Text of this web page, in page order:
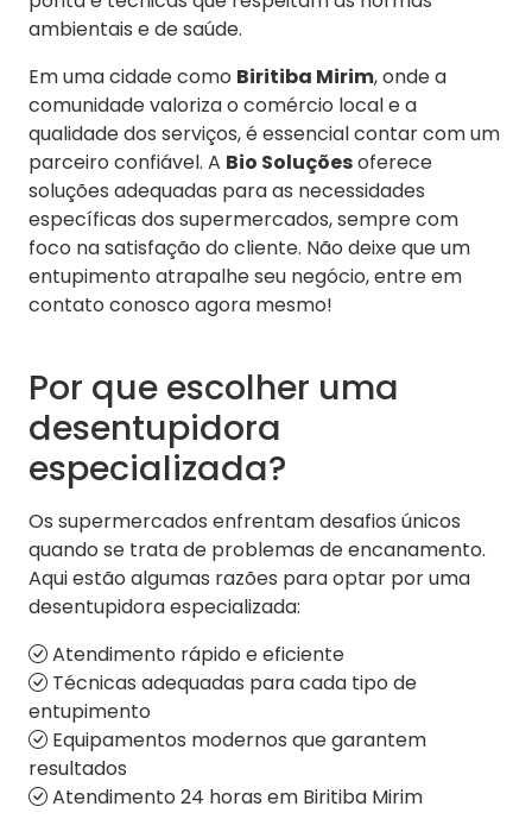
ambientais e de saúde.
Em uma cidade como Biritiba Mirim, onde a
comunidade valoriza o comércio local e a
qualidade dos serviços, é essencial contar com um
parceiro confiável. A Bio Soluçõesoferece
soluções adequadas para as necessidades
específicas dos supermercados, sempre com
foco na satisfação do cliente. Não deixe que um
entupimento atrapalhe seu negócio, entre em
contato conosco agora mesmo!
Por que escolher uma
desentupidora
especializada?
Os supermercados enfrentam desafios únicos
quando se trata de problemas de encanamento.
Aqui estão algumas razões para optar por uma
desentupidora especializada:
Atendimento rápido e eficiente
Técnicas adequadas para cada tipo de
entupimento
Equipamentos modernos que garantem
resultados
Atendimento 24 horas em Biritiba Mirim